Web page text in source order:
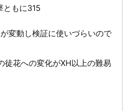
ともに315
変動し検証に使いづらいので
花への変化がXH以上の難易